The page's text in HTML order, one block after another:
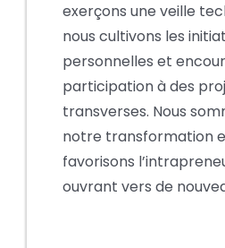
exerçons une veille
nous cultivons les
personnelles et
participation à des
transverses. Nous
notre transformation
favorisons
ouvrant vers de